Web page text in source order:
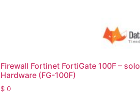
Firewall Fortinet FortiGate 100F – solo
Hardware (FG-100F)
$ 0